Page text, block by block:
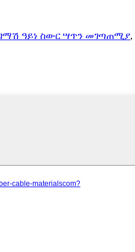
ዓይነ ስውር ሣጥን መገጣጠሚያ,